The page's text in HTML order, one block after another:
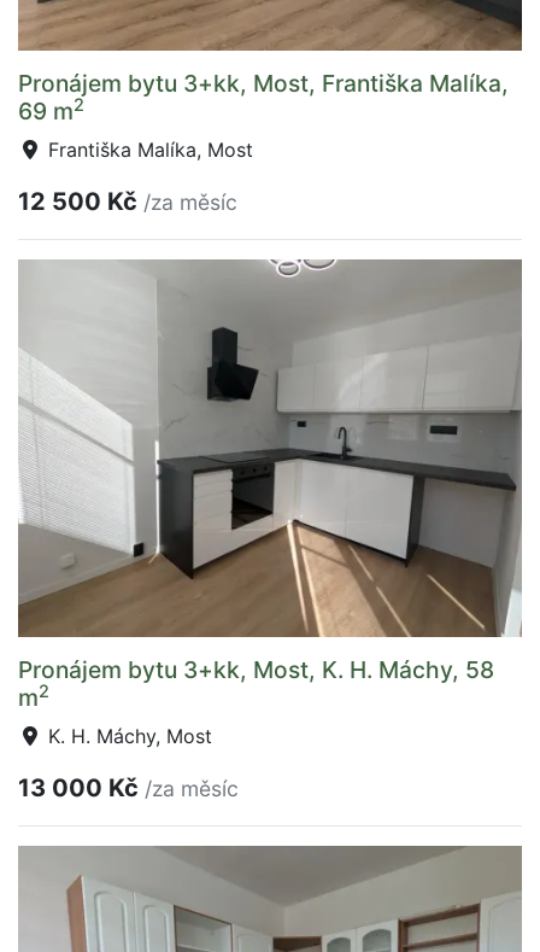
Pronájem bytu 3+kk, Most, Františka Malíka,
69 m2
Františka Malíka, Most
12 500 Kč /za měsíc
Pronájem bytu 3+kk, Most, K. H. Máchy, 58
m2
K. H. Máchy, Most
13 000 Kč /za měsíc